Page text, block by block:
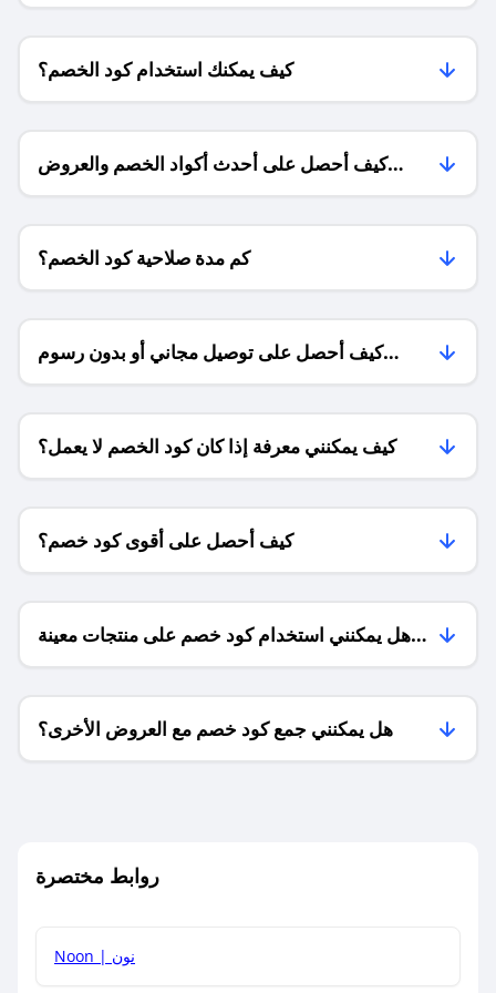
كيف يمكنك استخدام كود الخصم؟
كيف أحصل على أحدث أكواد الخصم والعروض
للمتاجر؟
كم مدة صلاحية كود الخصم؟
كيف أحصل على توصيل مجاني أو بدون رسوم
الشحن ؟
كيف يمكنني معرفة إذا كان كود الخصم لا يعمل؟
كيف أحصل على أقوى كود خصم؟
هل يمكنني استخدام كود خصم على منتجات معينة
فقط؟
هل يمكنني جمع كود خصم مع العروض الأخرى؟
روابط مختصرة
Noon | نون